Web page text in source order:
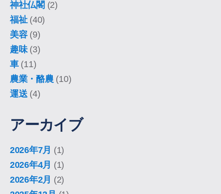
神社仏閣 (2)
福祉(40)
美容(9)
趣味(3)
車(11)
農業・酪農 (10)
運送 (4)
アーカイブ
2026年7月 (1)
2026年4月 (1)
2026年2月 (2)